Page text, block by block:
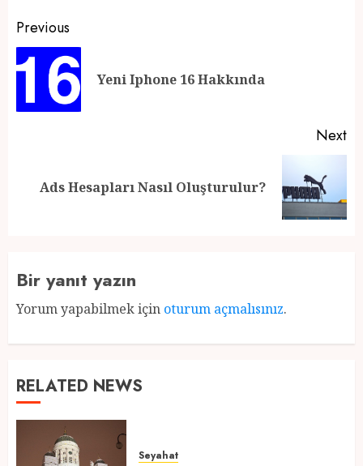
Post
navigation
Previous
Yeni Iphone 16 Hakkında
Next
NextAds Hesapları Nasıl Oluşturulur?
Bir yanıt yazın
Yorum yapabilmek için oturum açmalısınız.
RELATED NEWS
Seyahat